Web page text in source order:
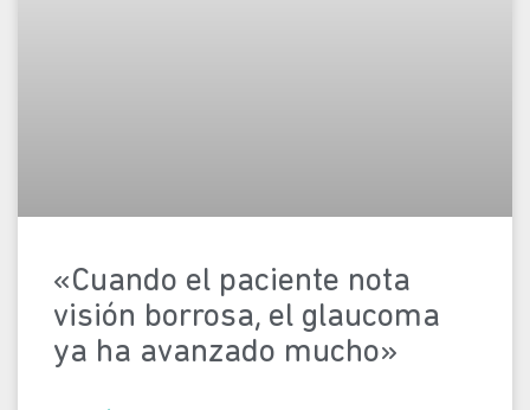
«Cuando el paciente nota
visión borrosa, el glaucoma
ya ha avanzado mucho»